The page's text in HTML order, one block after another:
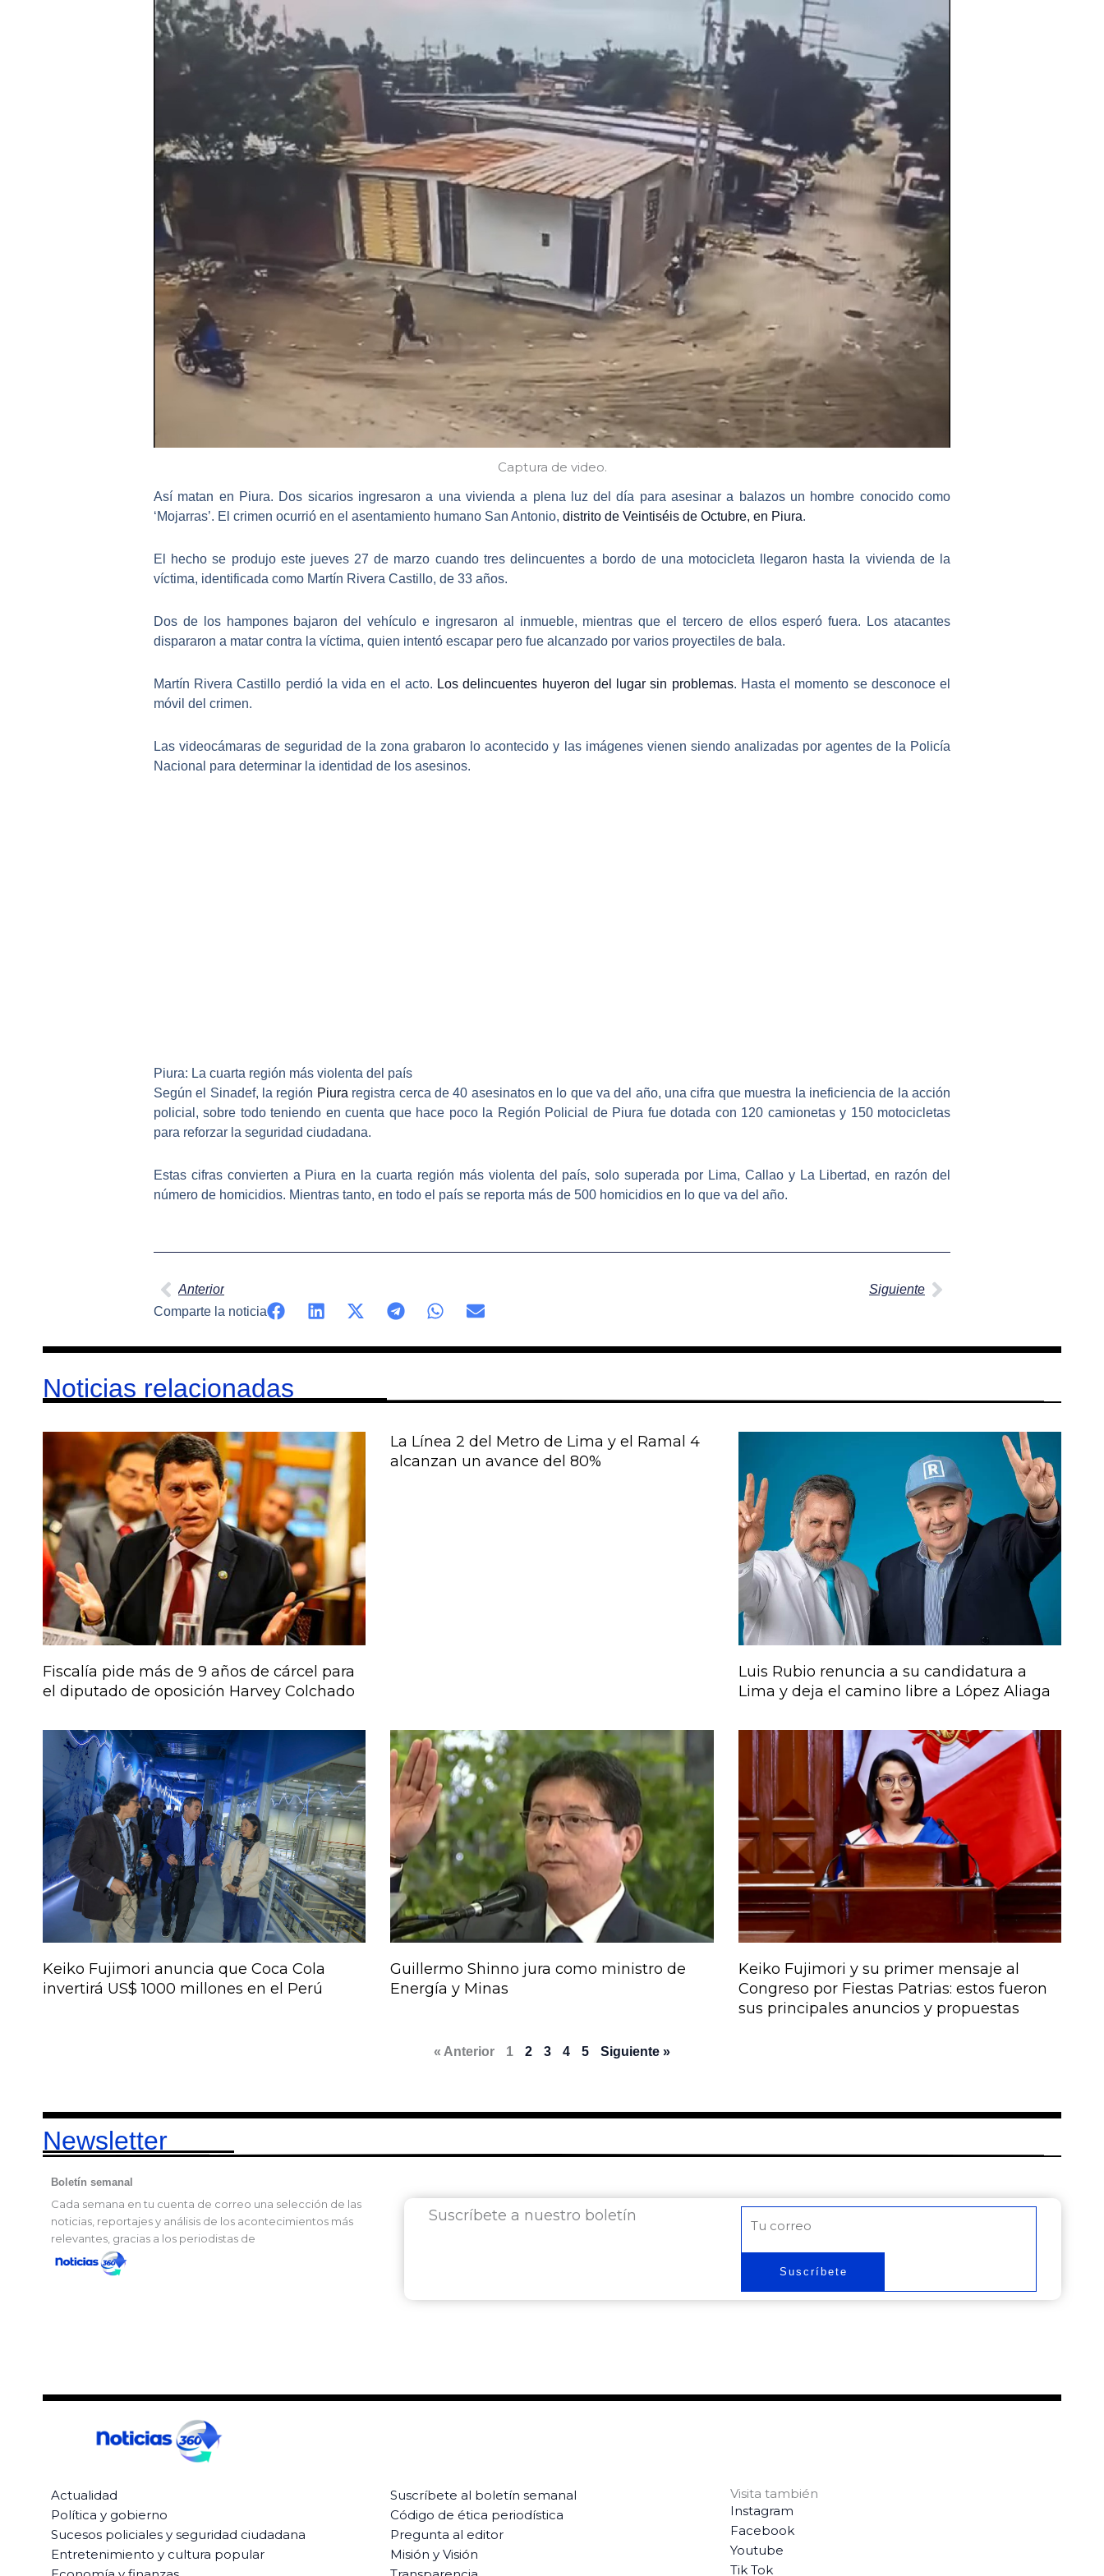
Captura de video.
Así matan en Piura. Dos sicarios ingresaron a una vivienda a plena luz del día para asesinar a balazos un hombre conocido como
‘Mojarras’. El crimen ocurrió en el asentamiento humano San Antonio, distrito de Veintiséis de Octubre, en Piura.
El hecho se produjo este jueves 27 de marzo cuando tres delincuentes a bordo de una motocicleta llegaron hasta la vivienda de la
víctima, identificada como Martín Rivera Castillo, de 33 años.
Dos de los hampones bajaron del vehículo e ingresaron al inmueble, mientras que el tercero de ellos esperó fuera. Los atacantes
dispararon a matar contra la víctima, quien intentó escapar pero fue alcanzado por varios proyectiles de bala.
Martín Rivera Castillo perdió la vida en el acto. Los delincuentes huyeron del lugar sin problemas. Hasta el momento se desconoce el
móvil del crimen.
Las videocámaras de seguridad de la zona grabaron lo acontecido y las imágenes vienen siendo analizadas por agentes de la Policía
Nacional para determinar la identidad de los asesinos.
Piura: La cuarta región más violenta del país
Según el Sinadef, la región Piura registra cerca de 40 asesinatos en lo que va del año, una cifra que muestra la ineficiencia de la acción
policial, sobre todo teniendo en cuenta que hace poco la Región Policial de Piura fue dotada con 120 camionetas y 150 motocicletas
para reforzar la seguridad ciudadana.
Estas cifras convierten a Piura en la cuarta región más violenta del país, solo superada por Lima, Callao y La Libertad, en razón del
número de homicidios. Mientras tanto, en todo el país se reporta más de 500 homicidios en lo que va del año.
Anterior Siguiente
Comparte la noticia
Noticias relacionadas
Fiscalía pide más de 9 años de cárcel para
el diputado de oposición Harvey Colchado
La Línea 2 del Metro de Lima y el Ramal 4
alcanzan un avance del 80%
Luis Rubio renuncia a su candidatura a
Lima y deja el camino libre a López Aliaga
Keiko Fujimori anuncia que Coca Cola
invertirá US$ 1000 millones en el Perú
Guillermo Shinno jura como ministro de
Energía y Minas
Keiko Fujimori y su primer mensaje al
Congreso por Fiestas Patrias: estos fueron
sus principales anuncios y propuestas
« Anterior 1 2 3 4 5 Siguiente »
Newsletter
Boletín semanal
Cada semana en tu cuenta de correo una selección de las
noticias, reportajes y análisis de los acontecimientos más
relevantes, gracias a los periodistas de
Suscríbete a nuestro boletín
Suscríbete
Actualidad
Política y gobierno
Sucesos policiales y seguridad ciudadana
Entretenimiento y cultura popular
Suscríbete al boletín semanal
Código de ética periodística
Pregunta al editor
Misión y Visión
Visita también
Instagram
Facebook
Youtube
Tik Tok